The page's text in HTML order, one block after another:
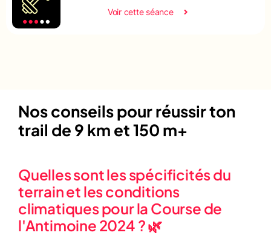
Voir cette séance
Nos conseils pour réussir ton
trail de 9 km et 150 m+
Quelles sont les spécificités du
terrain et les conditions
climatiques pour la Course de
l'Antimoine 2024 ? 🌿